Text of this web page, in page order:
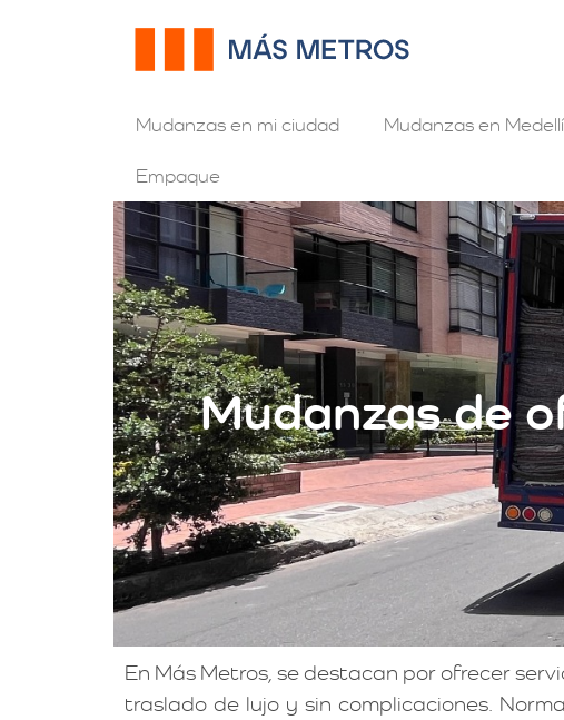
Mudanzas en mi ciudad Mudanzas en
Empaque
Mudanzas de
En Más Metros, se destacan por ofrecer
traslado de lujo y sin complicaciones.